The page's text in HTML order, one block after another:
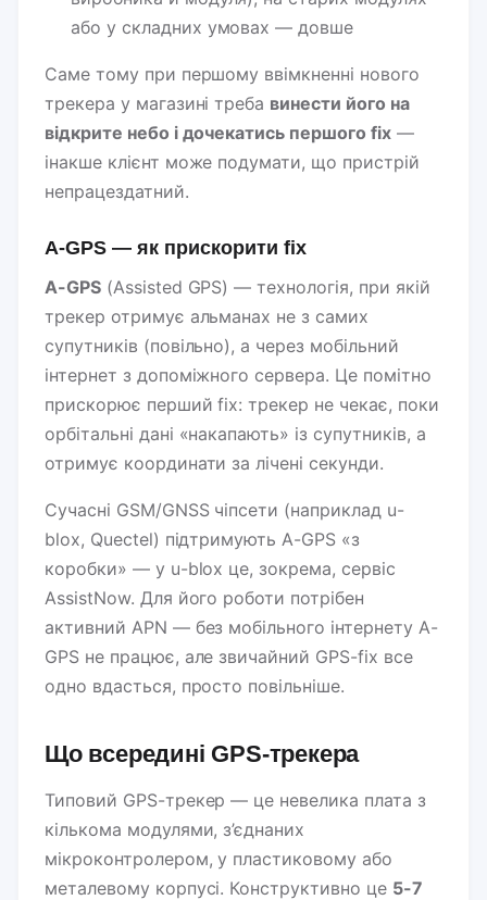
або у складних умовах — довше
Саме тому при першому ввімкненні нового
трекера у магазині треба винести його на
відкрите небо і дочекатись першого fix—
інакше клієнт може подумати, що пристрій
непрацездатний.
A-GPS — як прискорити fix
A-GPS(Assisted GPS) — технологія, при якій
трекер отримує альманах не з самих
супутників (повільно), а через мобільний
інтернет з допоміжного сервера. Це помітно
прискорює перший fix: трекер не чекає, поки
орбітальні дані «накапають» із супутників, а
отримує координати за лічені секунди.
Сучасні GSM/GNSS чіпсети (наприклад u-
blox, Quectel) підтримують A-GPS «з
коробки» — у u-blox це, зокрема, сервіс
AssistNow. Для його роботи потрібен
активний APN — без мобільного інтернету A-
GPS не працює, але звичайний GPS-fix все
одно вдасться, просто повільніше.
Що всередині GPS-трекера
Типовий GPS-трекер — це невелика плата з
кількома модулями, з’єднаних
мікроконтролером, у пластиковому або
металевому корпусі. Конструктивно це 5-7